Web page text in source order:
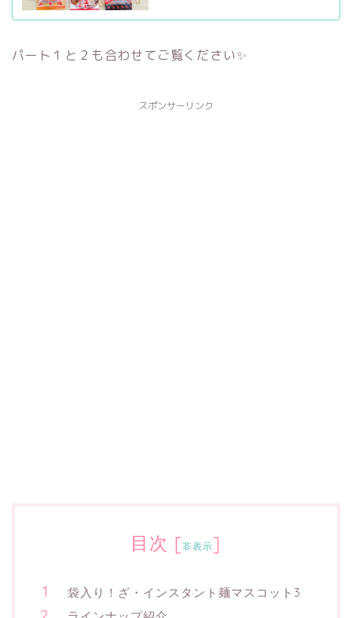
パート１と２も合わせてご覧ください✨
スポンサーリンク
目次 [非表示]
袋入り！ざ・インスタント麺マスコット3